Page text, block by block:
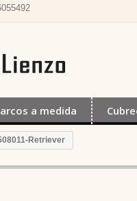
a medida
Retriever